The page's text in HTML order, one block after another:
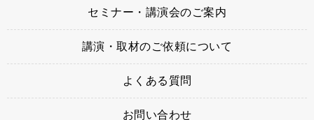
セミナー・講演会のご案内
講演・取材のご依頼について
よくある質問
お問い合わせ